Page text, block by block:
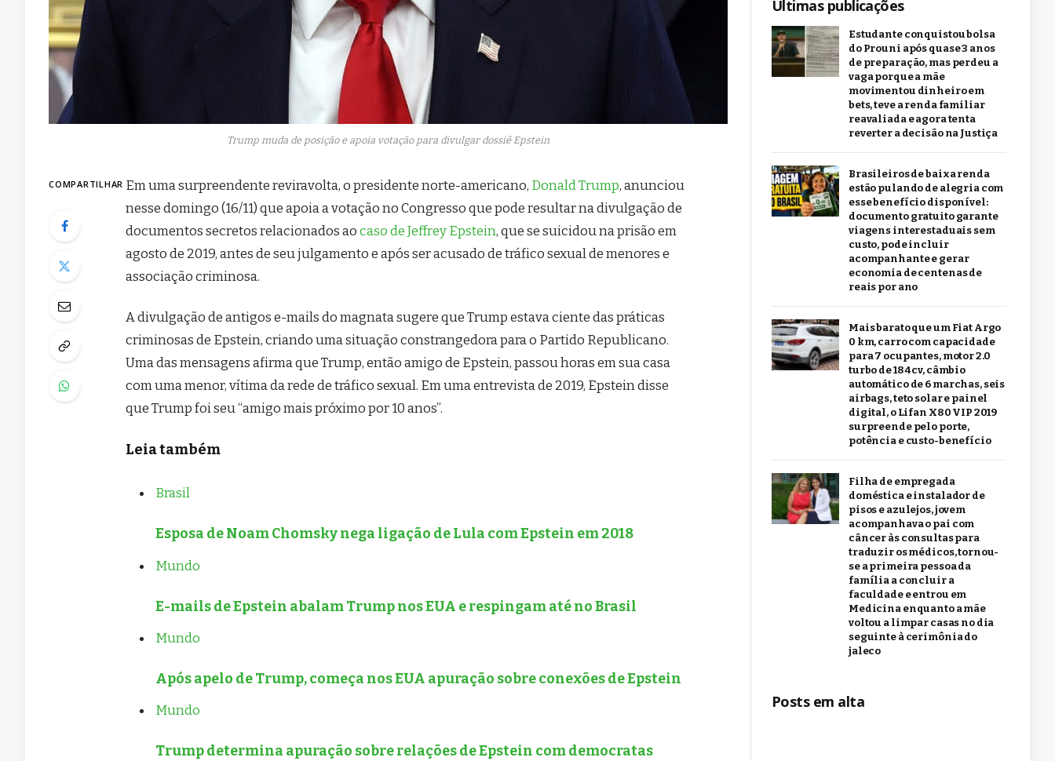
Trump muda de posição e apoia votação para divulgar dossiê Epstein
COMPARTILHAR Em uma surpreendente reviravolta, o presidente norte-americano, Donald Trump, anunciou
nesse domingo (16/11) que apoia a votação no Congresso que pode resultar na divulgação de
documentos secretos relacionados ao caso de Jeffrey Epstein, que se suicidou na prisão em
agosto de 2019, antes de seu julgamento e após ser acusado de tráfico sexual de menores e
associação criminosa.
A divulgação de antigos e-mails do magnata sugere que Trump estava ciente das práticas
criminosas de Epstein, criando uma situação constrangedora para o Partido Republicano.
Uma das mensagens afirma que Trump, então amigo de Epstein, passou horas em sua casa
com uma menor, vítima da rede de tráfico sexual. Em uma entrevista de 2019, Epstein disse
que Trump foi seu “amigo mais próximo por 10 anos”.
Leia também
Brasil
Esposa de Noam Chomsky nega ligação de Lula com Epstein em 2018
Mundo
E-mails de Epstein abalam Trump nos EUA e respingam até no Brasil
Mundo
Após apelo de Trump, começa nos EUA apuração sobre conexões de Epstein
Mundo
Trump determina apuração sobre relações de Epstein com democratas
Últimas publicações
Estudante conquistou bolsa
do Prouni após quase 3 anos
de preparação, mas perdeu a
vaga porque a mãe
movimentou dinheiro em
bets, teve a renda familiar
reavaliada e agora tenta
reverter a decisão na Justiça
Brasileiros de baixa renda
estão pulando de alegria com
esse benefício disponível:
documento gratuito garante
viagens interestaduais sem
custo, pode incluir
acompanhante e gerar
economia de centenas de
reais por ano
Mais barato que um Fiat Argo
0 km, carro com capacidade
para 7 ocupantes, motor 2.0
turbo de 184 cv, câmbio
automático de 6 marchas, seis
airbags, teto solar e painel
digital, o Lifan X80 VIP 2019
surpreende pelo porte,
potência e custo-benefício
Filha de empregada
doméstica e instalador de
pisos e azulejos, jovem
acompanhava o pai com
câncer às consultas para
traduzir os médicos, tornou-
se a primeira pessoa da
família a concluir a
faculdade e entrou em
Medicina enquanto a mãe
voltou a limpar casas no dia
seguinte à cerimônia do
jaleco
Posts em alta